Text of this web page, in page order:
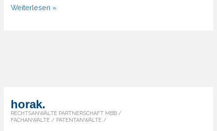
Von
die
Markenländer
Weiterlesen »
horak.
RECHTSANWÄLTE PARTNERSCHAFT MBB /
FACHANWÄLTE / PATENTANWÄLTE /